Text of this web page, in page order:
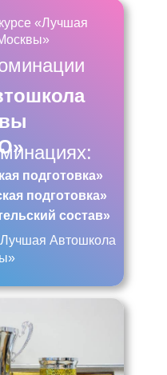
«Лучшая
подготовка»
подготовка»
состав»
Автошкола